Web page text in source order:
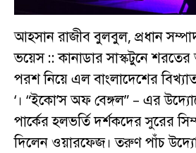
আহসান রাজীব বুলবুল, প্রধান
ভয়েস :: কানাডার সাস্কটুনে
পরশ নিয়ে এল বাংলাদেশের
‘। “ইকো’স অফ বেঙ্গল” – এর
পার্কের হলভর্তি দর্শকদের সুরের
দিলেন ওয়ারফেজ। তরুণ পাঁচ